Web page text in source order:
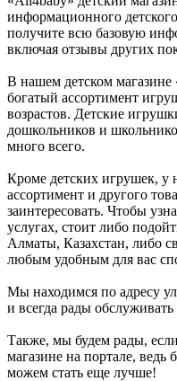
информационного
получите всю базовую
включая отзывы других
В нашем детском
богатый ассортимент
возрастов. Детские
дошкольников и
много всего.
Кроме детских игрушек, у
ассортимент и другого
заинтересовать. Чтобы
услугах, стоит либо
Алматы, Казахстан, либо
любым удобным для вас
Мы находимся по адресу
и всегда рады
Также, мы будем рады,
магазине на портале,
можем стать еще лучше!